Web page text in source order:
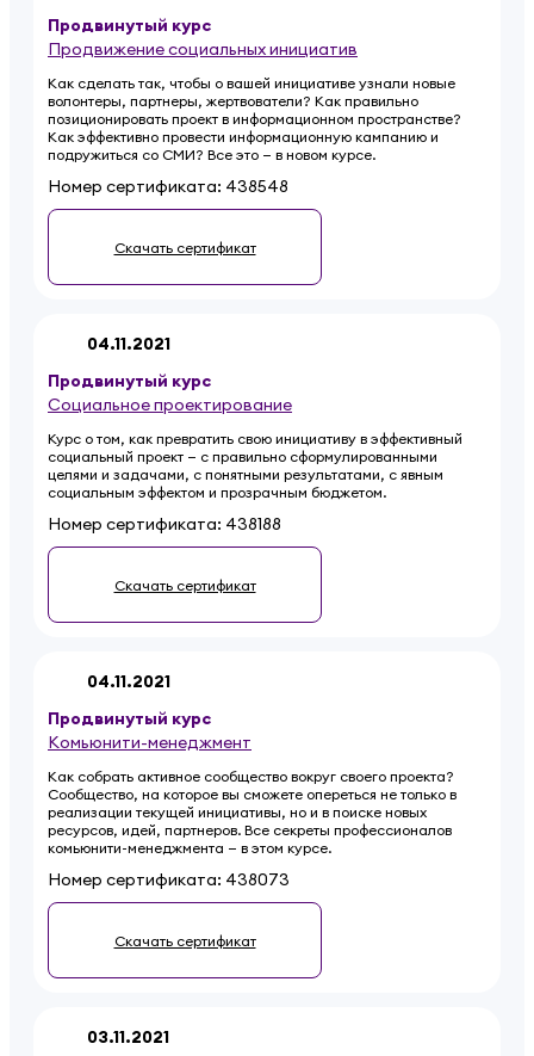
Продвинутый курс
Продвижение социальных инициатив
Как сделать так, чтобы о вашей инициативе узнали новые
волонтеры, партнеры, жертвователи? Как правильно
позиционировать проект в информационном пространстве?
Как эффективно провести информационную кампанию и
подружиться со СМИ? Все это — в новом курсе.
Номер сертификата: 438548
Скачать сертификат
04.11.2021
Продвинутый курс
Социальное проектирование
Курс о том, как превратить свою инициативу в эффективный
социальный проект — с правильно сформулированными
целями и задачами, с понятными результатами, с явным
социальным эффектом и прозрачным бюджетом.
Номер сертификата: 438188
Скачать сертификат
04.11.2021
Продвинутый курс
Комьюнити-менеджмент
Как собрать активное сообщество вокруг своего проекта?
Сообщество, на которое вы сможете опереться не только в
реализации текущей инициативы, но и в поиске новых
ресурсов, идей, партнеров. Все секреты профессионалов
комьюнити-менеджмента — в этом курсе.
Номер сертификата: 438073
Скачать сертификат
03.11.2021